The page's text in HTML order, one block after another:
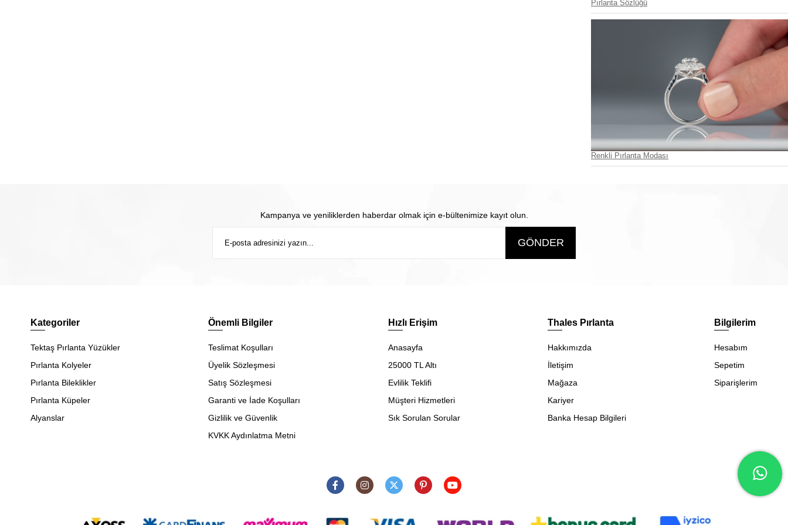
Pırlanta Sözlüğü
Renkli Pırlanta Modası
Kampanya ve yeniliklerden haberdar olmak için e-bültenimize kayıt olun.
GÖNDER
Kategoriler
Tektaş Pırlanta Yüzükler
Pırlanta Kolyeler
Pırlanta Bileklikler
Pırlanta Küpeler
Alyanslar
Önemli Bilgiler
Teslimat Koşulları
Üyelik Sözleşmesi
Satış Sözleşmesi
Garanti ve İade Koşulları
Gizlilik ve Güvenlik
KVKK Aydınlatma Metni
Hızlı Erişim
Anasayfa
25000 TL Altı
Evlilik Teklifi
Müşteri Hizmetleri
Sık Sorulan Sorular
Thales Pırlanta
Hakkımızda
İletişim
Mağaza
Kariyer
Banka Hesap Bilgileri
Bilgilerim
Hesabım
Sepetim
Siparişlerim